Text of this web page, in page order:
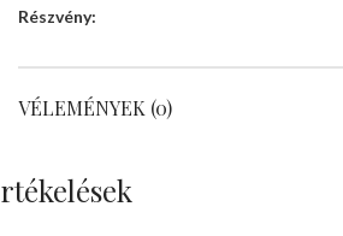
Részvény:
VÉLEMÉNYEK (0)